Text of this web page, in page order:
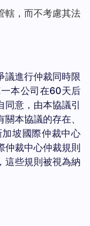
轄，而不考慮其法
議進行仲裁同時限
本公司在60天后
同意，由本協議引
本協議的存在、
坡國際仲裁中心
仲裁中心仲裁規則
這些規則被視為納